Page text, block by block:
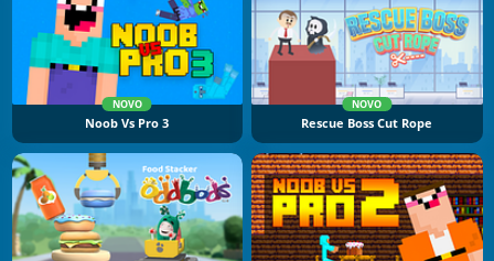
NOVO
Noob Vs Pro 3
NOVO
Rescue Boss Cut Rope